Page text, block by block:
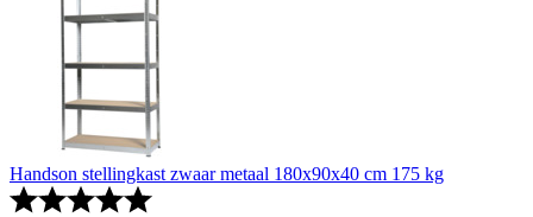
Handson stellingkast zwaar metaal 180x90x40 cm 175 kg